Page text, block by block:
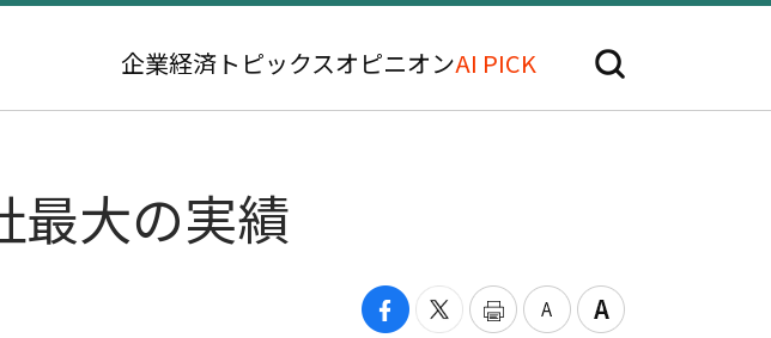
企業経済 トピックスオピニオンAI PICK
大の実績